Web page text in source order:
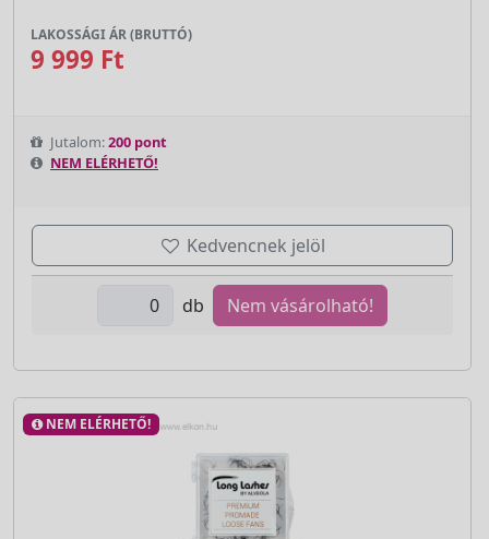
LAKOSSÁGI ÁR (BRUTTÓ)
9 999 Ft
Jutalom:200 pont
NEM ELÉRHETŐ!
Kedvencnek jelöl
db Nem vásárolható!
NEM ELÉRHETŐ!